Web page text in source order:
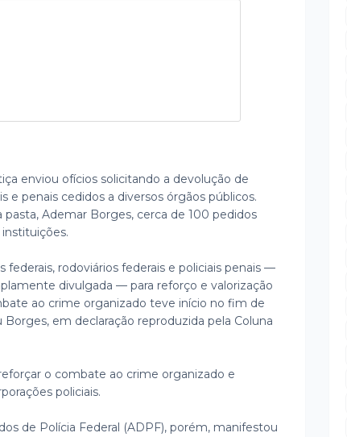
enviou ofícios solicitando a devolução de
e penais cedidos a diversos órgãos públicos.
Ademar Borges, cerca de 100 pedidos
federais, rodoviários federais e policiais penais —
divulgada — para reforço e valorização
ao crime organizado teve início no fim de
em declaração reproduzida pela Coluna
o combate ao crime organizado e
policiais.
de Polícia Federal (ADPF), porém, manifestou